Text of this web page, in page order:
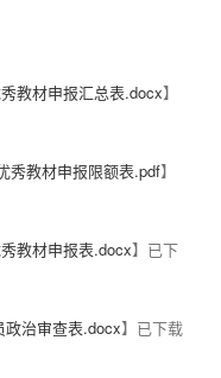
教材申报汇总表.docx】
秀教材申报限额表.pdf】
教材申报表.docx】已下
治审查表.docx】已下载